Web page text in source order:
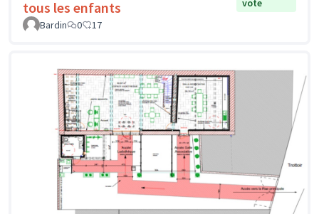
tous les enfants
vote
Bardin
0 17